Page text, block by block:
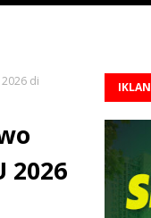
di
2026
IKLAN